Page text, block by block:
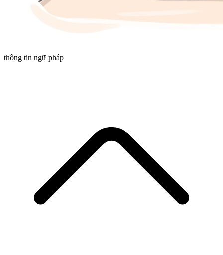
thông tin ngữ pháp